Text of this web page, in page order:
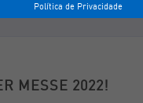
Hannover Messe 2022!
MESSE 2022!
Política de Privacidade